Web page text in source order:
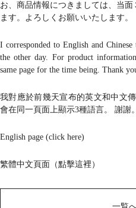
お、商品情報につきましては、当
ます。よろしくお願いいたします。
I corresponded to English and
the other day. For product
same page for the time being. Thank
我對應於前幾天宣布的英文和中文
會在同一頁面上顯示3種語言。 謝謝。
English page (click here)
繁體中文頁面（點擊這裡）